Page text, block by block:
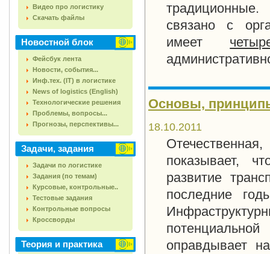
Видео про логистику
Скачать файлы
Новостной блок
Фейсбук лента
Новости, события...
Инф.тех. (IT) в логистике
News of logistics (English)
Технологические решения
Проблемы, вопросы...
Прогнозы, перспективы...
Задачи, задания
Задачи по логистике
Задания (по темам)
Курсовые, контрольные..
Тестовые задания
Контрольные вопросы
Кроссворды
Теория и практика
связано с
имеет
Основы,
18.10.2011
показывает,
развитие
последние
оправдывает